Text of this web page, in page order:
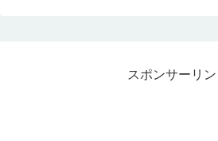
スポンサーリン